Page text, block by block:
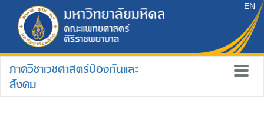
EN
ภาควิชาเวชศาสตร์ป้องกันและ
สังคม